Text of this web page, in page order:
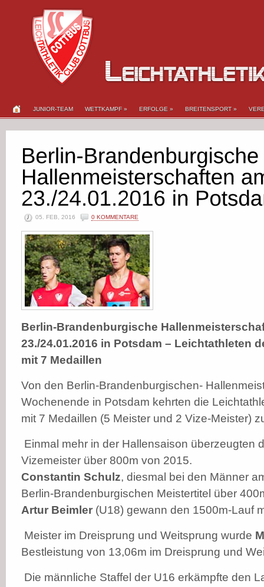
JUNIOR-TEAM WETTKAMPF » ERFOLGE » BREITENSPORT »
05. FEB, 2016 0 KOMMENTARE
Berlin-Brandenburgische
23./24.01.2016 in Potsdam – Leichtathleten
mit 7 Medaillen
Von den Berlin-Brandenburgischen-
Wochenende in Potsdam kehrten die
mit 7 Medaillen (5 Meister und 2 Vize-Meister)
Einmal mehr in der Hallensaison überzeugten
Vizemeister über 800m von 2015.
Constantin Schulz, diesmal bei den Männer
Berlin-Brandenburgischen Meistertitel über
Artur Beimler (U18) gewann den 1500m-Lauf
Meister im Dreisprung und Weitsprung wurde
Bestleistung von 13,06m im Dreisprung und
Die männliche Staffel der U16 erkämpfte den